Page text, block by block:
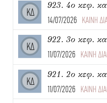
ΚΔ
923. 4ο κεφ.
14/07/2026 ΚΑΙΝΗ
ΚΔ
922. 3ο κεφ.
11/07/2026 ΚΑΙΝΗ
ΚΔ
921. 2ο κεφ.
11/07/2026 ΚΑΙΝΗ